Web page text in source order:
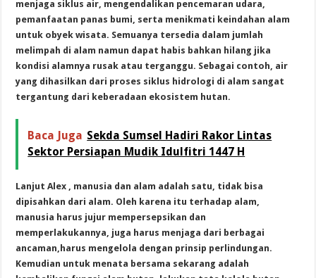
menjaga siklus air, mengendalikan pencemaran udara,
pemanfaatan panas bumi, serta menikmati keindahan alam
untuk obyek wisata. Semuanya tersedia dalam jumlah
melimpah di alam namun dapat habis bahkan hilang jika
kondisi alamnya rusak atau terganggu. Sebagai contoh, air
yang dihasilkan dari proses siklus hidrologi di alam sangat
tergantung dari keberadaan ekosistem hutan.
Baca Juga Sekda Sumsel Hadiri Rakor Lintas
Sektor Persiapan Mudik Idulfitri 1447 H
Lanjut Alex , manusia dan alam adalah satu, tidak bisa
dipisahkan dari alam. Oleh karena itu terhadap alam,
manusia harus jujur mempersepsikan dan
memperlakukannya, juga harus menjaga dari berbagai
ancaman,harus mengelola dengan prinsip perlindungan.
Kemudian untuk menata bersama sekarang adalah